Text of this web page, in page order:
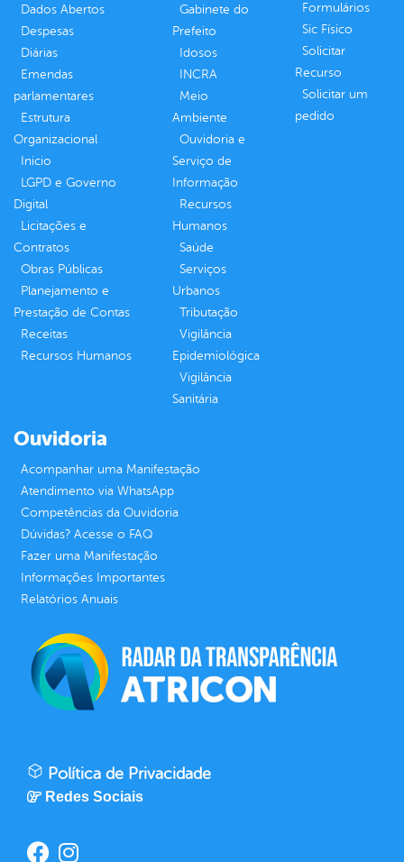
Dados Abertos
Despesas
Diárias
Emendas
parlamentares
Estrutura
Organizacional
Inicio
LGPD e Governo
Digital
Licitações e
Contratos
Obras Públicas
Planejamento e
Prestação de Contas
Receitas
Recursos Humanos
Gabinete do
Prefeito
Idosos
INCRA
Meio
Ambiente
Ouvidoria e
Serviço de
Informação
Recursos
Humanos
Saúde
Serviços
Urbanos
Tributação
Vigilância
Epidemiológica
Vigilância
Sanitária
Formulários
Sic Físico
Solicitar
Recurso
Solicitar um
pedido
Ouvidoria
Acompanhar uma Manifestação
Atendimento via WhatsApp
Competências da Ouvidoria
Dúvidas? Acesse o FAQ
Fazer uma Manifestação
Informações Importantes
Relatórios Anuais
Política de Privacidade
Redes Sociais